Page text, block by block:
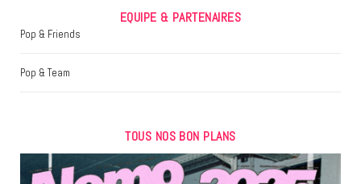
EQUIPE & PARTENAIRES
Pop & Friends
Pop & Team
TOUS NOS BON PLANS